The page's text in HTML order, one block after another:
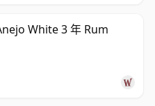
White 3 年 Rum